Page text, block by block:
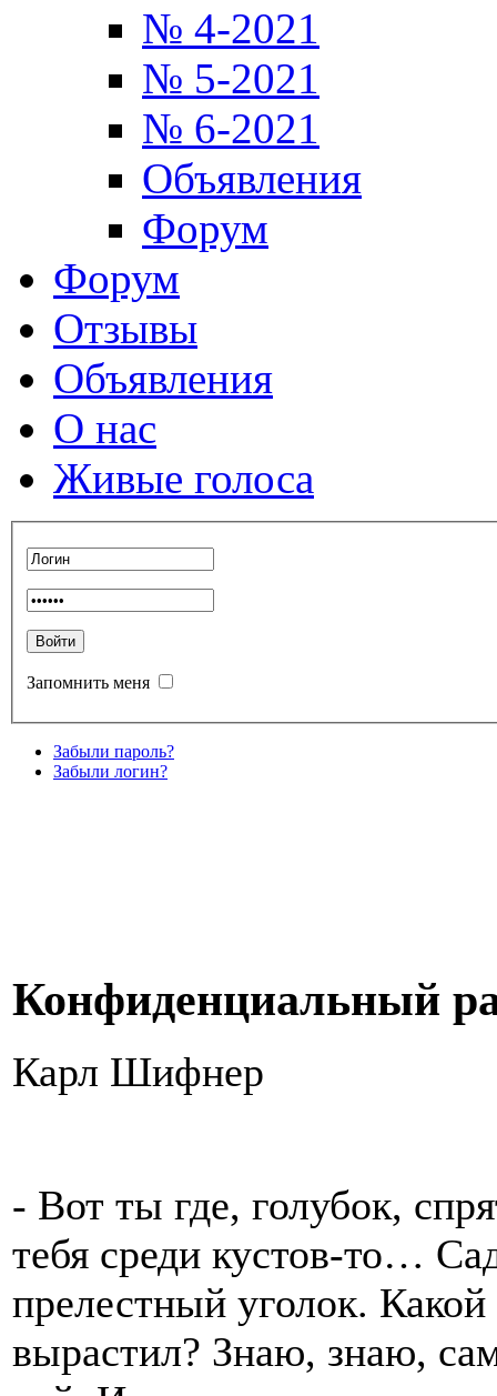
№ 4-2021
№ 5-2021
№ 6-2021
Объявления
Форум
Форум
Отзывы
Объявления
О нас
Живые голоса
Запомнить меня
Забыли пароль?
Забыли логин?
Конфиденциальный
Карл Шифнер
- Вот ты где, голубок,
тебя среди кустов-то…
прелестный уголок.
вырастил? Знаю, знаю,